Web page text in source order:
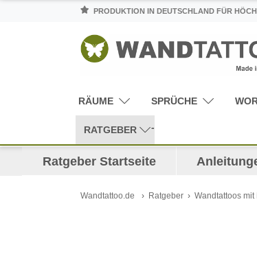
PRODUKTION IN DEUTSCHLAND FÜR
RÄUME SPRÜCHE
RATGEBER
Ratgeber Startseite
Wandtattoo.de Ratgeber Wandtattoos mit